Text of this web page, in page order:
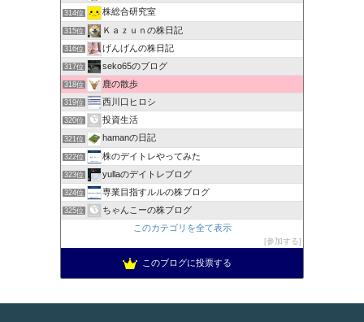
314位 株総合研究室
315位 Ｋａｚｕｎの株日記
316位 げんげんの株日記
317位 seko65のブログ
318位 鹿の散歩
319位 西川口ヒロシ
320位 投資生活
321位 hamanの日記
322位 株のデイトレやってみた
323位 yullaのデイトレブログ
324位 専業目指すルルの株ブログ
325位
ちゃんこーの株ブログ
このカテゴリを全て表示
参加する
このブログに投票する